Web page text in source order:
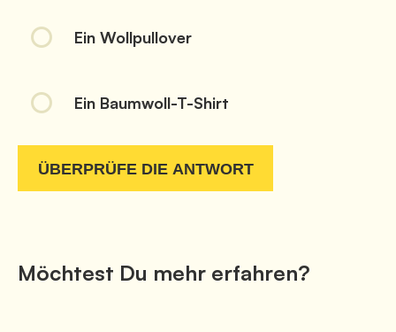
Möchtest Du mehr erfahren?